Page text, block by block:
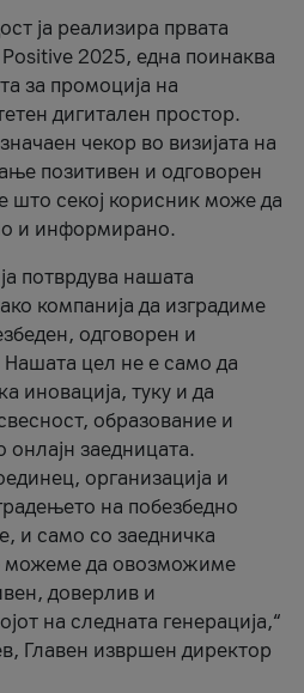
ја реализира првата
2025, една поинаква
за промоција на
дигитален простор.
чекор во визијата на
позитивен и одговорен
што секој корисник може да
и информирано.
потврдува нашата
компанија да изградиме
одговорен и
Нашата цел не е само да
иновација, туку и да
образование и
онлајн заедницата.
организација и
на побезбедно
и само со заедничка
можеме да овозможиме
доверлив и
на следната генерација,“
Главен извршен директор